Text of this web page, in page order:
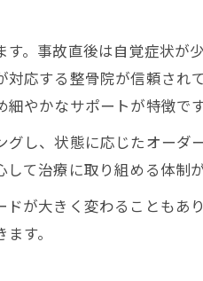
療を受ける流れ一覧
故治療のポイント
を目指す方法
て通院できる理由
と保険の関係性
ばれる理由を紹介
他院の違い比較表
選ばれる理由とは
。事故直後は自覚症状が
応する整骨院が信頼され
やかなサポートが特徴です
し、状態に応じたオーダ
て治療に取り組める体制が
が大きく変わることもあ
す。